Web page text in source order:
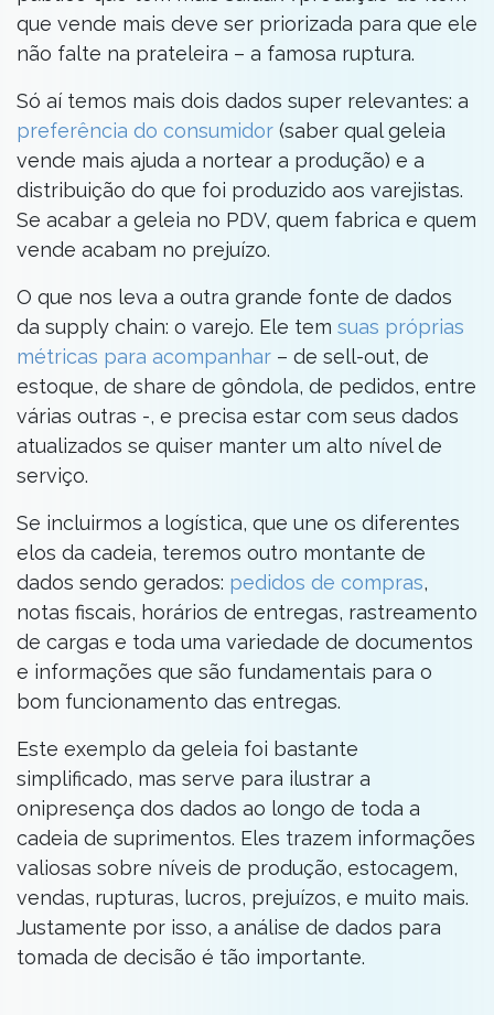
que vende mais deve ser priorizada para que ele
não falte na prateleira – a famosa ruptura.
Só aí temos mais dois dados super relevantes: a
preferência do consumidor (saber qual geleia
vende mais ajuda a nortear a produção) e a
distribuição do que foi produzido aos varejistas.
Se acabar a geleia no PDV, quem fabrica e quem
vende acabam no prejuízo.
O que nos leva a outra grande fonte de dados
da supply chain: o varejo. Ele tem suas próprias
métricas para acompanhar – de sell-out, de
estoque, de share de gôndola, de pedidos, entre
várias outras -, e precisa estar com seus dados
atualizados se quiser manter um alto nível de
serviço.
Se incluirmos a logística, que une os diferentes
elos da cadeia, teremos outro montante de
dados sendo gerados: pedidos de compras,
notas fiscais, horários de entregas, rastreamento
de cargas e toda uma variedade de documentos
e informações que são fundamentais para o
bom funcionamento das entregas.
Este exemplo da geleia foi bastante
simplificado, mas serve para ilustrar a
onipresença dos dados ao longo de toda a
cadeia de suprimentos. Eles trazem informações
valiosas sobre níveis de produção, estocagem,
vendas, rupturas, lucros, prejuízos, e muito mais.
Justamente por isso, a análise de dados para
tomada de decisão é tão importante.